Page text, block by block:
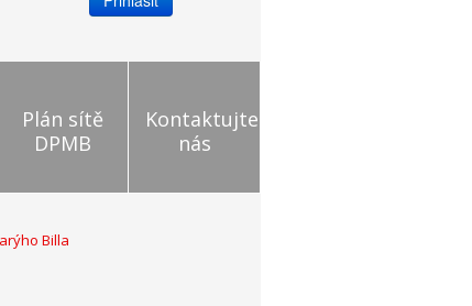
Plán sítě
DPMB
Kontaktujte
nás